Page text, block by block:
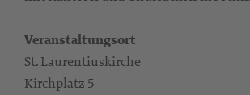
Veranstaltungsort
St. Laurentiuskirche
Kirchplatz 5